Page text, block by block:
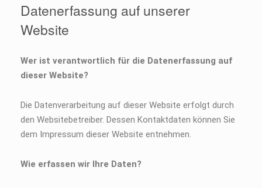
Datenerfassung auf unserer
Website
Wer ist verantwortlich für die Datenerfassung auf
dieser Website?
Die Datenverarbeitung auf dieser Website erfolgt durch
den Websitebetreiber. Dessen Kontaktdaten können Sie
dem Impressum dieser Website entnehmen.
Wie erfassen wir Ihre Daten?